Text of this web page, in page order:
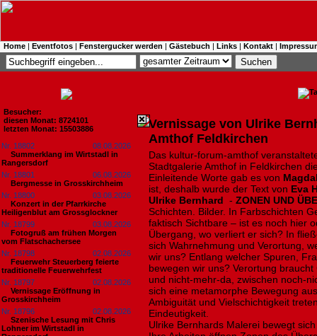
Home | Eventfotos | Fenstergucker werden | Gästebuch | Links | Kontakt |
Besucher:
diesen Monat: 8724101
letzten Monat: 15503886
Nr. 18802
08.08.2026
Summerklang im Wirtstadl in
Rangersdorf
Nr. 18801
06.08.2026
Bergmesse in Grosskirchheim
Nr. 18800
03.08.2026
Konzert in der Pfarrkirche
Heiligenblut am Grossglockner
Nr. 18799
03.08.2026
Fotogruß am frühen Morgen
vom Flatschachersee
Nr. 18798
02.08.2026
Feuerwehr Steuerberg feierte
traditionelle Feuerwehrfest
Nr. 18797
02.08.2026
Vernissage Eröffnung in
Grosskirchheim
Nr. 18796
02.08.2026
Szenische Lesung mit Chris
Lohner im Wirtstadl in
Vernissage von Ulrike
Amthof Feldkirchen
Das kultur-forum-amthof
Stadtgalerie Amthof in Feldkirchen
Einleitende Worte gab es von
ist, deshalb wurde der Text von Eva
Ulrike Bernhard - ZONEN UND
Schichten. Bilder. In Farbschichten
faktisch Sichtbare – ist es noch hier
Übergang, wo verliert er sich? In
sich Wahrnehmung und Verortung,
wir uns? Entlang welcher Spuren,
bewegen wir uns? Verortung
und nicht-mehr-da, zwischen noch-
sich eine metamorphe Bewegung
Ambiguität und Vielschichtigkeit
Eindeutigkeit.
Ulrike Bernhards Malerei bewegt